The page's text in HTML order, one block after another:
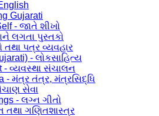
Gujarati
- જાતે શીખો
લગતા પુસ્તકો
તથા પત્ર વ્યવહાર
- લોકસાહિત્ય
- વ્યવસ્થા સંચાલન
- મંત્ર તંત્ર, મંત્રસિદ્ધિ
સેવા
- લગ્ન ગીતો
તથા ગણિતશાસ્ત્ર